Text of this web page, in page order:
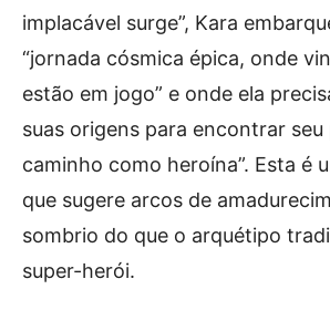
implacável surge”, Kara
“jornada cósmica épica, onde
estão em jogo” e onde ela
suas origens para encontrar
caminho como heroína”. Esta é
que sugere arcos de
sombrio do que o arquétipo
super-herói.